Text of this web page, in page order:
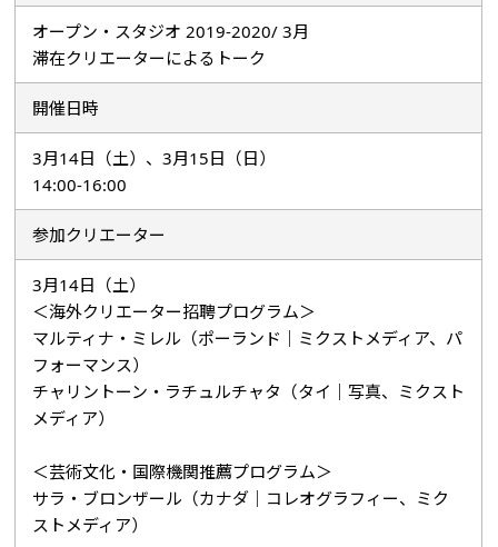
オープン・スタジオ 2019-2020/ 3月
滞在クリエーターによるトーク
開催日時
3月14日（土）、3月15日（日）
14:00-16:00
参加クリエーター
3月14日（土）
＜海外クリエーター招聘プログラム＞
マルティナ・ミレル（ポーランド｜ミクストメディア、パ
フォーマンス）
チャリントーン・ラチュルチャタ（タイ｜写真、ミクスト
メディア）
＜芸術文化・国際機関推薦プログラム＞
サラ・ブロンザール（カナダ｜コレオグラフィー、ミク
ストメディア）